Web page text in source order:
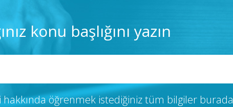
konu başlığını yazın
öğrenmek istediğiniz tüm bilgiler burada